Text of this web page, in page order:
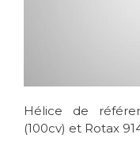
Hélice de
(100cv) et Rotax